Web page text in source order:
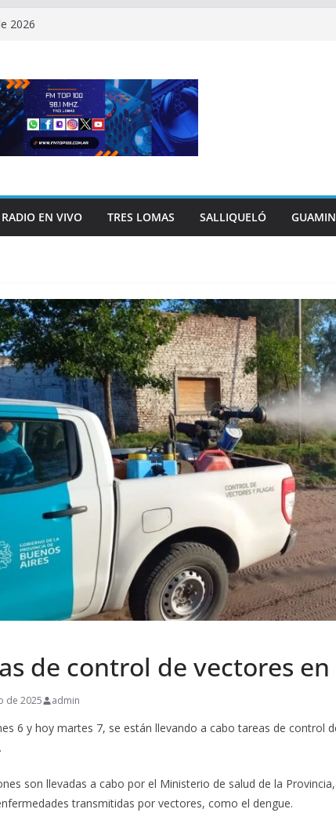
2026
RADIO EN VIVO TRES LOMAS SALLIQUELÓ
de control de vectores
de 2025 admin
6 y hoy martes 7, se están llevando a cabo tareas de control
son llevadas a cabo por el Ministerio de salud de la
transmitidas por vectores, como el dengue.